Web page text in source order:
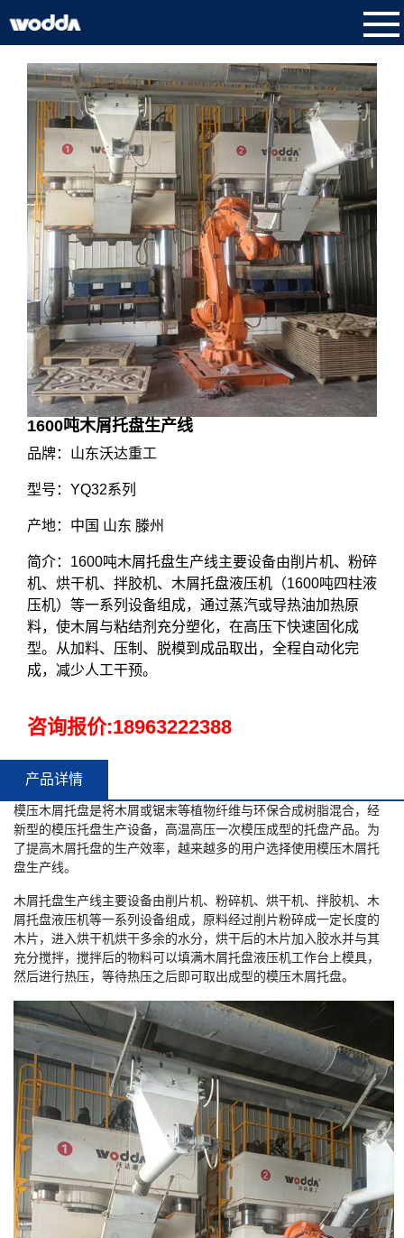
1600吨木屑托盘生产线
品牌：山东沃达重工
型号：YQ32系列
产地：中国 山东 滕州
简介：1600吨木屑托盘生产线主要设备由削片机、粉碎
机、烘干机、拌胶机、木屑托盘液压机（1600吨四柱液
压机）等一系列设备组成，通过蒸汽或导热油加热原
料，使木屑与粘结剂充分塑化，在高压下快速固化成
型。从加料、压制、脱模到成品取出，全程自动化完
成，减少人工干预。
咨询报价:18963222388
产品详情
模压木屑托盘是将木屑或锯末等植物纤维与环保合成树脂混合，经
新型的模压托盘生产设备，高温高压一次模压成型的托盘产品。为
了提高木屑托盘的生产效率，越来越多的用户选择使用模压木屑托
盘生产线。
木屑托盘生产线主要设备由削片机、粉碎机、烘干机、拌胶机、木
屑托盘液压机等一系列设备组成，原料经过削片粉碎成一定长度的
木片，进入烘干机烘干多余的水分，烘干后的木片加入胶水并与其
充分搅拌，搅拌后的物料可以填满木屑托盘液压机工作台上模具，
然后进行热压，等待热压之后即可取出成型的模压木屑托盘。